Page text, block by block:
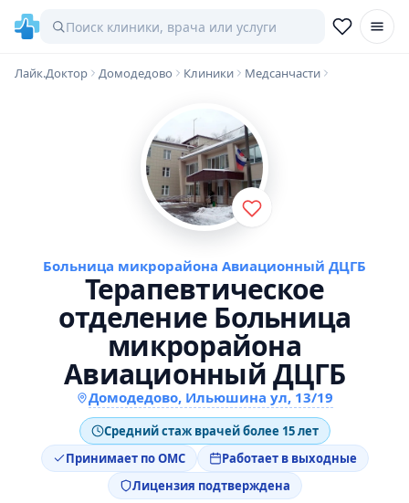
Лайк.Доктор Домодедово Клиники Медсанчасти
Больница микрорайона Авиационный ДЦГБ
Терапевтическое
отделение Больница
микрорайона
Авиационный ДЦГБ
Домодедово, Ильюшина ул, 13/19
Средний стаж врачей более 15 лет
Принимает по ОМС
Работает в выходные
Лицензия подтверждена